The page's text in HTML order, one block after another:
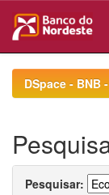
navigationDSpace - BNB
Pesquisar: